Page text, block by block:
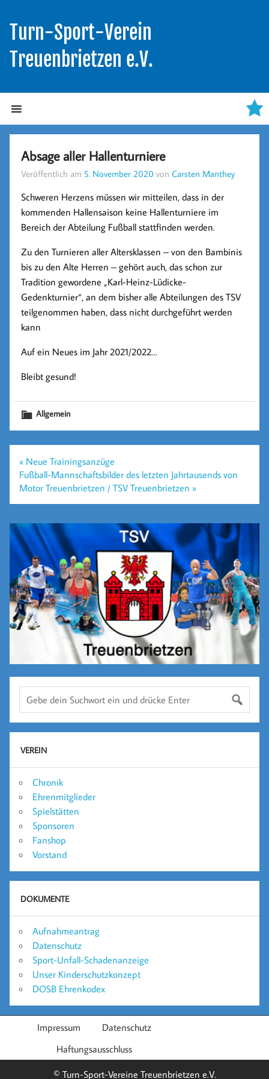
Turn-Sport-Verein
Treuenbrietzen e.V.
Absage aller Hallenturniere
Veröffentlich am 5. November 2020 vonCarsten Manthey
Schweren Herzens müssen wir mitteilen, dass in der
kommenden Hallensaison keine Hallenturniere im
Bereich der Abteilung Fußball stattfinden werden.
Zu den Turnieren aller Altersklassen – von den Bambinis
bis zu den Alte Herren – gehört auch, das schon zur
Tradition gewordene „Karl-Heinz-Lüdicke-
Gedenkturnier“, an dem bisher alle Abteilungen des TSV
teilgenommen haben, dass nicht durchgeführt werden
kann
Auf ein Neues im Jahr 2021/2022…
Bleibt gesund!
Allgemein
Beitragsnavigation
« Neue Trainingsanzüge
Fußball-Mannschaftsbilder des letzten Jahrtausends von
Motor Treuenbrietzen / TSV Treuenbrietzen »
VEREIN
Chronik
Ehrenmitglieder
Spielstätten
Sponsoren
Fanshop
Vorstand
DOKUMENTE
Aufnahmeantrag
Datenschutz
Sport-Unfall-Schadenanzeige
Unser Kinderschutzkonzept
DOSB Ehrenkodex
Impressum
Datenschutz
Haftungsausschluss
© Turn-Sport-Vereine Treuenbrietzen e.V.